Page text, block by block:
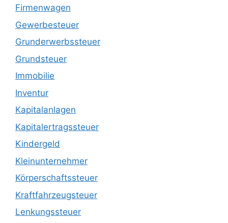
Firmenwagen
Gewerbesteuer
Grunderwerbssteuer
Grundsteuer
Immobilie
Inventur
Kapitalanlagen
Kapitalertragssteuer
Kindergeld
Kleinunternehmer
Körperschaftssteuer
Kraftfahrzeugsteuer
Lenkungssteuer